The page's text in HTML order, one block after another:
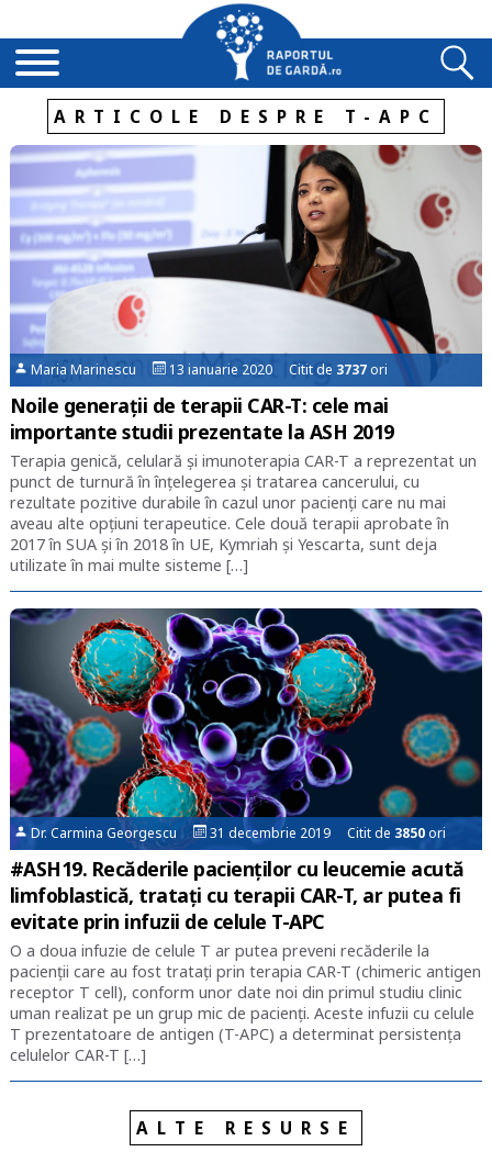
ARTICOLE DESPRE T-APC
Maria Marinescu 13 ianuarie 2020 Citit de 3737ori
Noile generații de terapii CAR-T: cele mai
importante studii prezentate la ASH 2019
Terapia genică, celulară și imunoterapia CAR-T a reprezentat un
punct de turnură în înțelegerea și tratarea cancerului, cu
rezultate pozitive durabile în cazul unor pacienți care nu mai
aveau alte opțiuni terapeutice. Cele două terapii aprobate în
2017 în SUA și în 2018 în UE, Kymriah și Yescarta, sunt deja
utilizate în mai multe sisteme […]
Dr. Carmina Georgescu 31 decembrie 2019 Citit de 3850ori
#ASH19. Recăderile pacienților cu leucemie acută
limfoblastică, tratați cu terapii CAR-T, ar putea fi
evitate prin infuzii de celule T-APC
O a doua infuzie de celule T ar putea preveni recăderile la
pacienții care au fost tratați prin terapia CAR-T (chimeric antigen
receptor T cell), conform unor date noi din primul studiu clinic
uman realizat pe un grup mic de pacienți. Aceste infuzii cu celule
T prezentatoare de antigen (T-APC) a determinat persistența
celulelor CAR-T […]
ALTE RESURSE